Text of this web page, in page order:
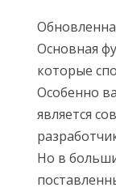
Основная
которые
Особенно
является
Но в